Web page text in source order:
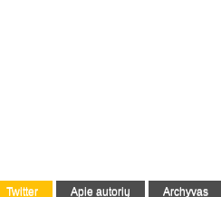
Twitter Apie autorių Archyvas